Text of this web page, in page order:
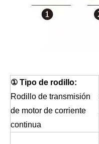
① Tipo de rodillo:
Rodillo de transmisión
de motor de corriente
continua